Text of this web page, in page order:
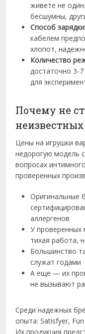
живете не
бесшумны,
Способ зарядки
кабелем
хлопот,
Количество
достаточно 3-
для
Почему не
Цены на игрушки
недорогую модель
вопросах
проверенных
Оригинальные
аллергенов
У проверенных
тихая работа,
Большинство
служат годами
А еще — их
не вызывают
Среди надежных
опыта: Satisfyer,
Их продукция